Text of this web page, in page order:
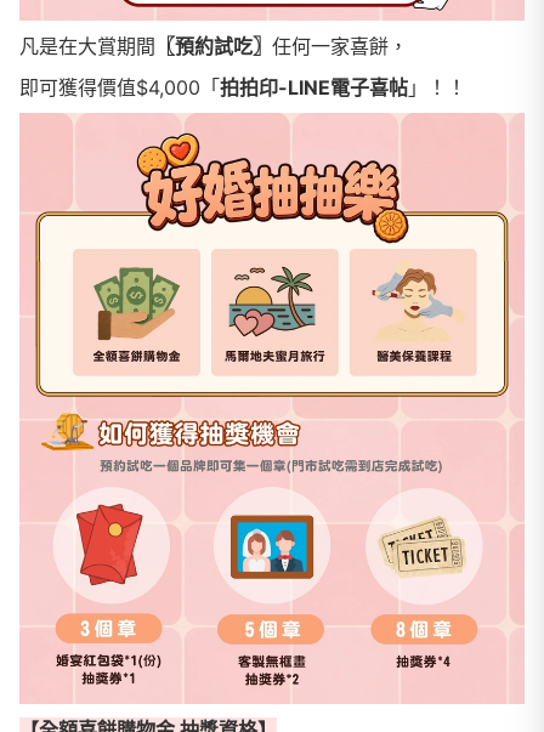
凡是在大賞期間 〖預約試吃〗 任何一家喜餅，
即可獲得價值$4,000「拍拍印-LINE電子喜帖 」！！